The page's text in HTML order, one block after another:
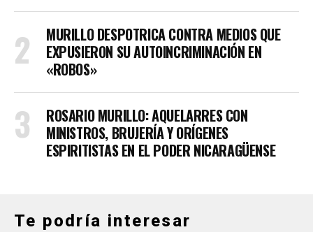
MURILLO DESPOTRICA CONTRA MEDIOS QUE
EXPUSIERON SU AUTOINCRIMINACIÓN EN
«ROBOS»
ROSARIO MURILLO: AQUELARRES CON
MINISTROS, BRUJERÍA Y ORÍGENES
ESPIRITISTAS EN EL PODER NICARAGÜENSE
Te podría interesar